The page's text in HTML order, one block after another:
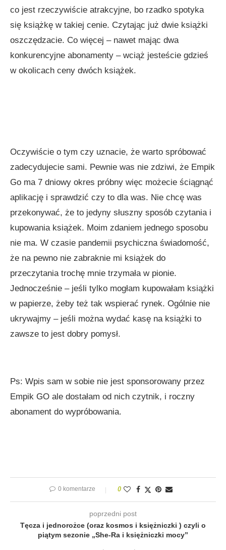
co jest rzeczywiście atrakcyjne, bo rzadko spotyka
się książkę w takiej cenie. Czytając już dwie książki
oszczędzacie. Co więcej – nawet mając dwa
konkurencyjne abonamenty – wciąż jesteście gdzieś
w okolicach ceny dwóch książek.
Oczywiście o tym czy uznacie, że warto spróbować
zadecydujecie sami. Pewnie was nie zdziwi, że Empik
Go ma 7 dniowy okres próbny więc możecie ściągnąć
aplikację i sprawdzić czy to dla was. Nie chcę was
przekonywać, że to jedyny słuszny sposób czytania i
kupowania książek. Moim zdaniem jednego sposobu
nie ma. W czasie pandemii psychiczna świadomość,
że na pewno nie zabraknie mi książek do
przeczytania trochę mnie trzymała w pionie.
Jednocześnie – jeśli tylko mogłam kupowałam książki
w papierze, żeby też tak wspierać rynek. Ogólnie nie
ukrywajmy – jeśli można wydać kasę na książki to
zawsze to jest dobry pomysł.
Ps: Wpis sam w sobie nie jest sponsorowany przez
Empik GO ale dostałam od nich czytnik, i roczny
abonament do wypróbowania.
0 komentarze 0
poprzedni post
Tęcza i jednorożce (oraz kosmos i księżniczki ) czyli o
piątym sezonie „She-Ra i księżniczki mocy”